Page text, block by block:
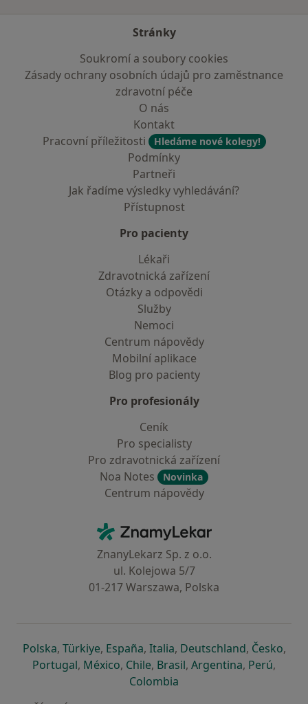
Stránky
Soukromí a soubory cookies
Zásady ochrany osobních údajů pro zaměstnance
zdravotní péče
O nás
Kontakt
Pracovní příležitosti
Hledáme nové kolegy!
Podmínky
Partneři
Jak řadíme výsledky vyhledávání?
Přístupnost
Pro pacienty
Lékaři
Zdravotnická zařízení
Otázky a odpovědi
Služby
Nemoci
Centrum nápovědy
Mobilní aplikace
Blog pro pacienty
Pro profesionály
Ceník
Pro specialisty
Pro zdravotnická zařízení
Noa Notes
Novinka
Centrum nápovědy
ZnamyLekar - Hlavní stránka
ZnanyLekarz Sp. z o.o.
ul. Kolejowa 5/7
01-217 Warszawa, Polska
Polskase otevře v nové záložce
, Türkiyese otevře v nové záložce
, Españase otevře v nové záložce
, Italiase otevře v nové záložce
, Deutschlandse otevře v
, Českose
,
Portugalse otevře v nové záložce
, Méxicose otevře v nové záložce
, Chilese otevře v nové záložce
, Brasilse otevře v nové
, Argentinase otevře v
, Perúse
,
Colombia